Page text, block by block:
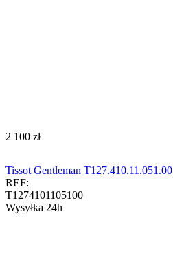
‍2 100‍ zł
Tissot Gentleman T127.410.11.051.00
REF:
T1274101105100
Wysyłka 24h